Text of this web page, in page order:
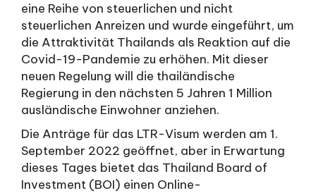
eine Reihe von steuerlichen und nicht
steuerlichen Anreizen und wurde eingeführt, um
die Attraktivität Thailands als Reaktion auf die
Covid-19-Pandemie zu erhöhen. Mit dieser
neuen Regelung will die thailändische
Regierung in den nächsten 5 Jahren 1 Million
ausländische Einwohner anziehen.
Die Anträge für das LTR-Visum werden am 1.
September 2022 geöffnet, aber in Erwartung
dieses Tages bietet das Thailand Board of
Investment (BOI) einen Online-